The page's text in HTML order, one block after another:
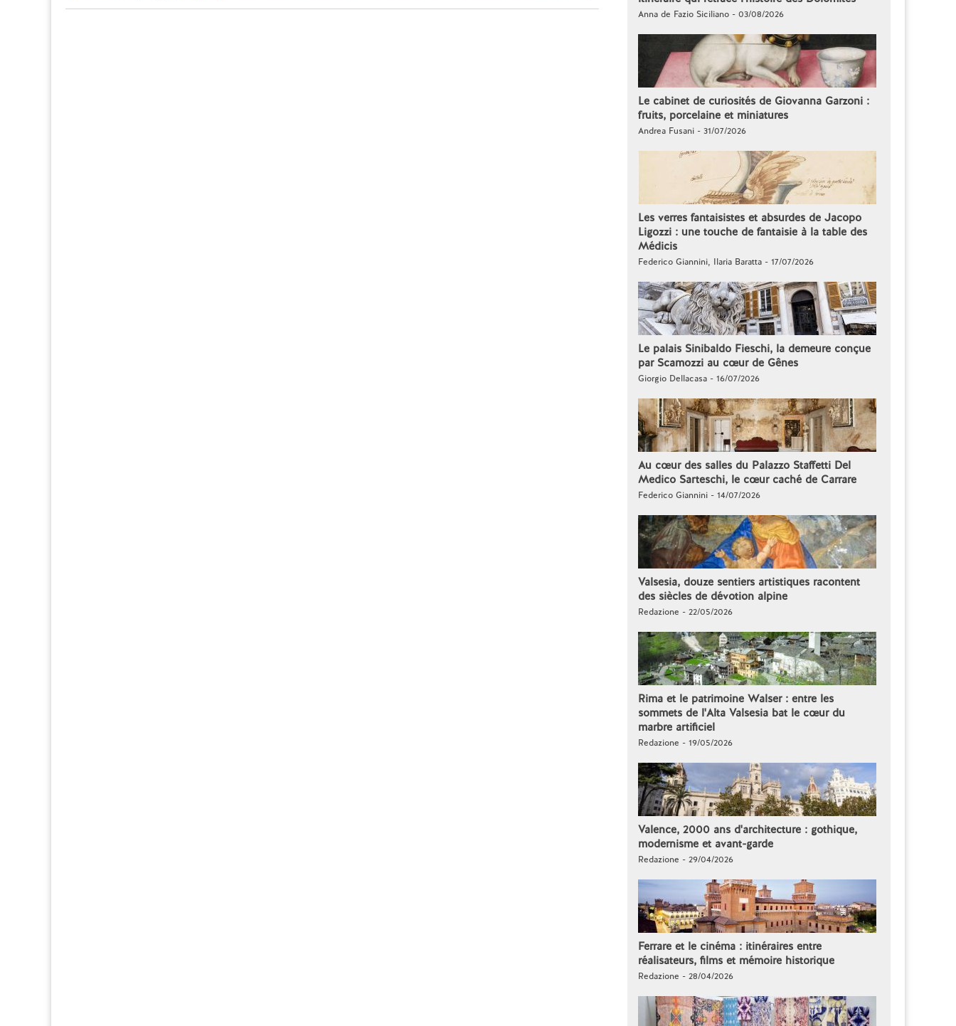
Anna de Fazio Siciliano - 03/08/2026
Le cabinet de curiosités de Giovanna Garzoni :
fruits, porcelaine et miniatures
Andrea Fusani - 31/07/2026
Les verres fantaisistes et absurdes de Jacopo
Ligozzi : une touche de fantaisie à la table des
Médicis
Federico Giannini, Ilaria Baratta - 17/07/2026
Le palais Sinibaldo Fieschi, la demeure conçue
par Scamozzi au cœur de Gênes
Giorgio Dellacasa - 16/07/2026
Au cœur des salles du Palazzo Staffetti Del
Medico Sarteschi, le cœur caché de Carrare
Federico Giannini - 14/07/2026
Valsesia, douze sentiers artistiques racontent
des siècles de dévotion alpine
Redazione - 22/05/2026
Rima et le patrimoine Walser : entre les
sommets de l'Alta Valsesia bat le cœur du
marbre artificiel
Redazione - 19/05/2026
Valence, 2000 ans d'architecture : gothique,
modernisme et avant-garde
Redazione - 29/04/2026
Ferrare et le cinéma : itinéraires entre
réalisateurs, films et mémoire historique
Redazione - 28/04/2026